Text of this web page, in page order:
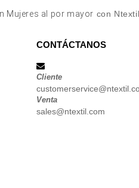
Mujeres al por mayor con
CONTÁCTANOS
Cliente
Venta
sales@ntextil.com